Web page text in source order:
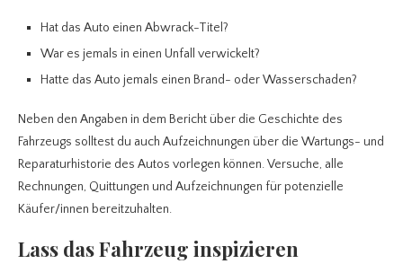
Hat das Auto einen Abwrack-Titel?
War es jemals in einen Unfall verwickelt?
Hatte das Auto jemals einen Brand- oder Wasserschaden?
Neben den Angaben in dem Bericht über die Geschichte des
Fahrzeugs solltest du auch Aufzeichnungen über die Wartungs- und
Reparaturhistorie des Autos vorlegen können. Versuche, alle
Rechnungen, Quittungen und Aufzeichnungen für potenzielle
Käufer/innen bereitzuhalten.
Lass das Fahrzeug inspizieren